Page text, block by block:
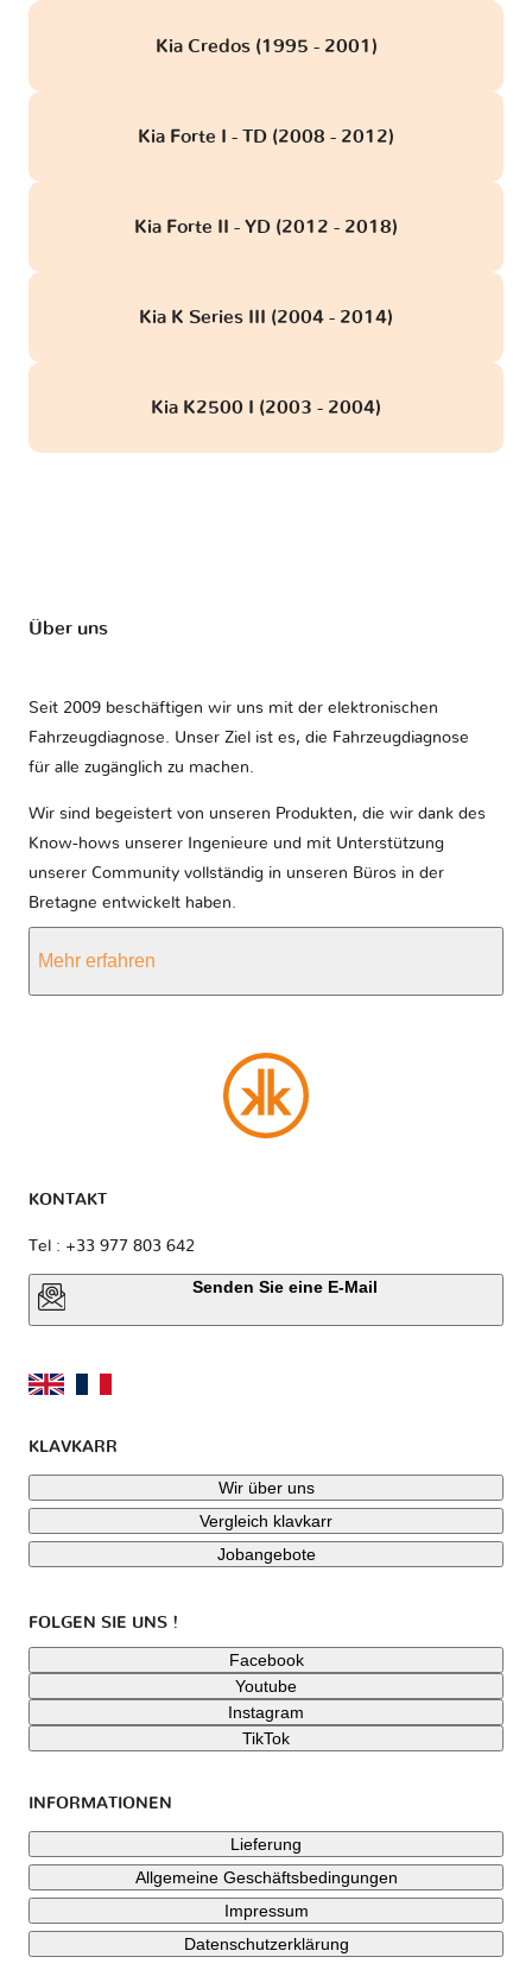
Kia Credos (1995 - 2001)
Kia Forte I - TD (2008 - 2012)
Kia Forte II - YD (2012 - 2018)
Kia K Series III (2004 - 2014)
Kia K2500 I (2003 - 2004)
Über uns
Seit 2009 beschäftigen wir uns mit der elektronischen
Fahrzeugdiagnose. Unser Ziel ist es, die Fahrzeugdiagnose
für alle zugänglich zu machen.
Wir sind begeistert von unseren Produkten, die wir dank des
Know-hows unserer Ingenieure und mit Unterstützung
unserer Community vollständig in unseren Büros in der
Bretagne entwickelt haben.
Mehr erfahren
KONTAKT
Tel : +33 977 803 642
Senden Sie eine E-Mail
KLAVKARR
Wir über uns
Vergleich klavkarr
Jobangebote
FOLGEN SIE UNS !
Facebook
Youtube
Instagram
TikTok
INFORMATIONEN
Lieferung
Allgemeine Geschäftsbedingungen
Impressum
Datenschutzerklärung